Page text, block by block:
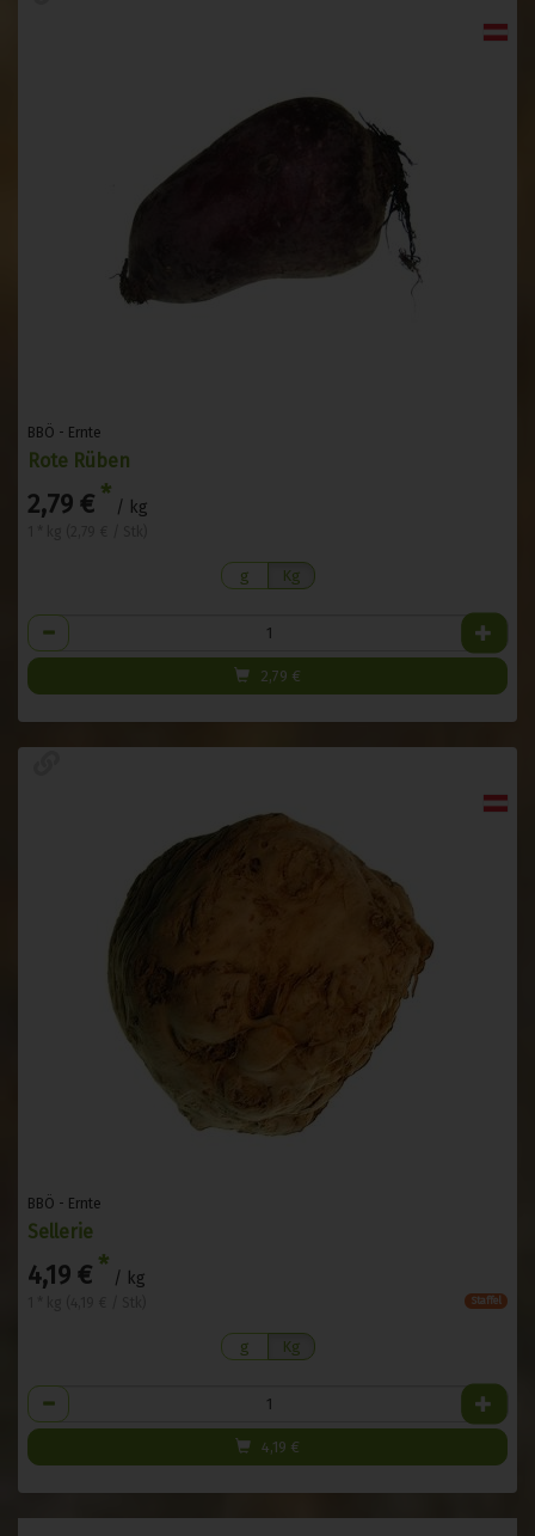
BBÖ - Ernte
Rote Rüben
2,79 € * / kg
g Kg
Anzahl
2,79 €
BBÖ - Ernte
Sellerie
4,19 € * / kg
Staffel
g Kg
Anzahl
4,19 €